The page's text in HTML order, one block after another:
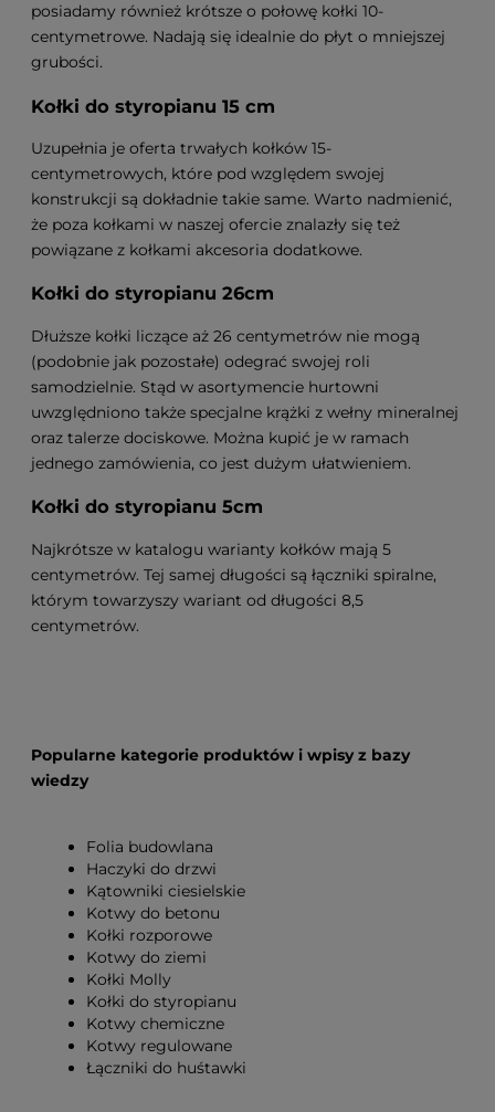
posiadamy również krótsze o połowę kołki 10-
centymetrowe. Nadają się idealnie do płyt o mniejszej
grubości.
Kołki do styropianu 15 cm
Uzupełnia je oferta trwałych kołków 15-
centymetrowych, które pod względem swojej
konstrukcji są dokładnie takie same. Warto nadmienić,
że poza kołkami w naszej ofercie znalazły się też
powiązane z kołkami akcesoria dodatkowe.
Kołki do styropianu 26cm
Dłuższe kołki liczące aż 26 centymetrów nie mogą
(podobnie jak pozostałe) odegrać swojej roli
samodzielnie. Stąd w asortymencie hurtowni
uwzględniono także specjalne krążki z wełny mineralnej
oraz talerze dociskowe. Można kupić je w ramach
jednego zamówienia, co jest dużym ułatwieniem.
Kołki do styropianu 5cm
Najkrótsze w katalogu warianty kołków mają 5
centymetrów. Tej samej długości są łączniki spiralne,
którym towarzyszy wariant od długości 8,5
centymetrów.
Popularne kategorie produktów i wpisy z bazy
wiedzy
Folia budowlana
Haczyki do drzwi
Kątowniki ciesielskie
Kotwy do betonu
Kołki rozporowe
Kotwy do ziemi
Kołki Molly
Kołki do styropianu
Kotwy chemiczne
Kotwy regulowane
Łączniki do huśtawki